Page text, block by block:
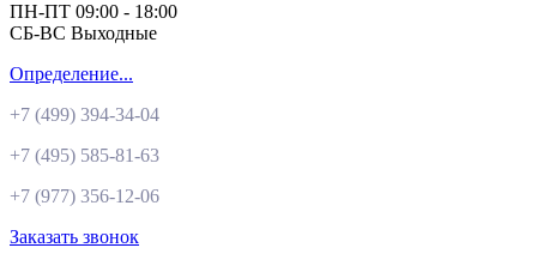
ПН-ПТ 09:00 - 18:00
СБ-ВС Выходные
Определение...
+7 (499) 394-34-04
+7 (495) 585-81-63
+7 (977) 356-12-06
Заказать звонок